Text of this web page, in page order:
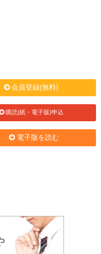
会員登録(無料)
購読(紙・電子版)申込
電子版を読む